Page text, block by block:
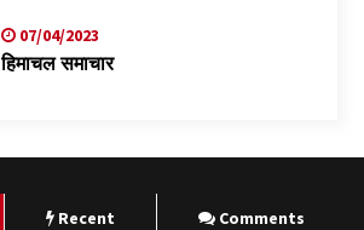
07/04/2023
हिमाचल समाचार
Recent Comments